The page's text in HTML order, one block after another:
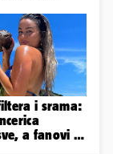
i srama:
a fanovi je